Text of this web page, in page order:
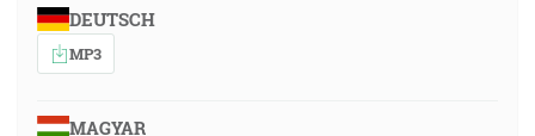
DEUTSCH
MP3
MAGYAR